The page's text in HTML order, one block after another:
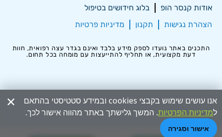
אודות קנסר הופ
בלוג חידושים בטיפול
הצהרת נגישות
תקנון מדיניות פרטיות
התכנים באתר נועדו לספק מידע בלבד ואינם בגדר עצה רפואית, חוות
דעת מקצועית, או תחליף להתייעצות עם מומחה בכל תחום.
×
אנו עושים שימוש בקבצי cookies ובמידע סטטיסטי בהתאם
למדיניות הפרטיות. המשך גלישתך באתר מהווה אישור לכך.
אישור וסגירה